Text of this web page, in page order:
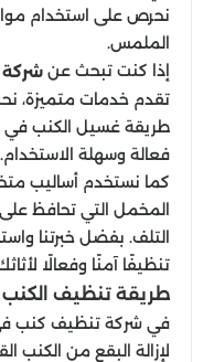
نحرص على استخدام
الملمس.
إذا كنت تبحث عن شركة
تقدم خدمات متميزة،
طريقة غسيل الكنب في
فعالة وسهلة الاستخدام.
كما نستخدم أساليب
المخمل التي تحافظ
التلف. بفضل خبرتنا
تنظيفًا آمنًا وفعالًا
طريقة تنظيف
في شركة تنظيف كنب
لإزالة البقع من الكنب